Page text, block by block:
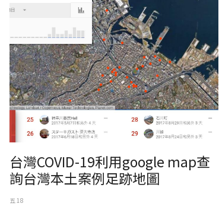
台灣COVID-19利用google map查
詢台灣本土案例足跡地圖
五 18